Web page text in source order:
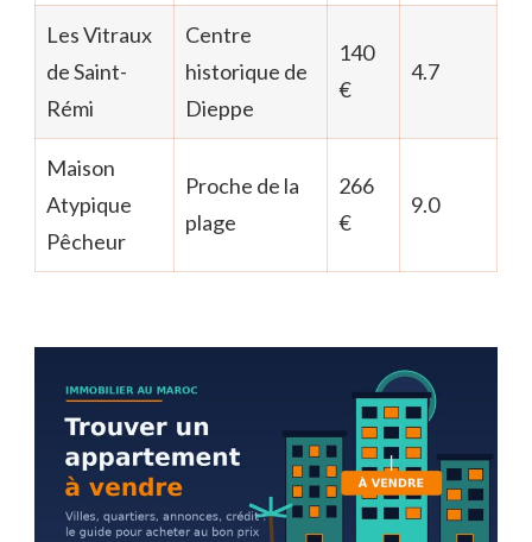
Les Vitraux
de Saint-
Rémi
Centre
historique de
Dieppe
140
€
4.7
Maison
Atypique
Pêcheur
Proche de la
plage
266
€
9.0